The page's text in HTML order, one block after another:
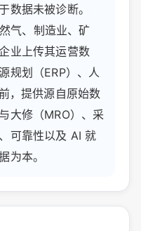
数据未被诊断。
气、制造业、矿
业上传其运营数
规划（ERP）、人
，提供源自原始数
大修（MRO）、采
可靠性以及 AI 就
为本。